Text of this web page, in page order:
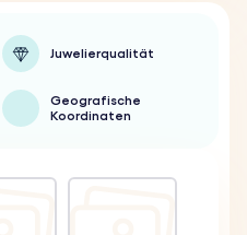
Juwelierqualität
Geografische
Koordinaten